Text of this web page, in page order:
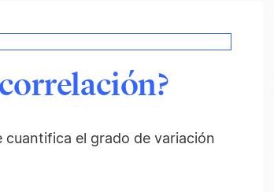
el grado de variación